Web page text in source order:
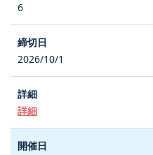
6
2026/10/1
詳細